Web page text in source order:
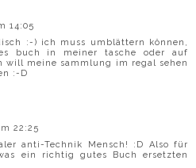
14:05
:-) ich muss umblättern können,
buch in meiner tasche oder auf
will meine sammlung im regal sehen
:-D
22:25
anti-Technik Mensch! :D Also für
ein richtig gutes Buch ersetzten